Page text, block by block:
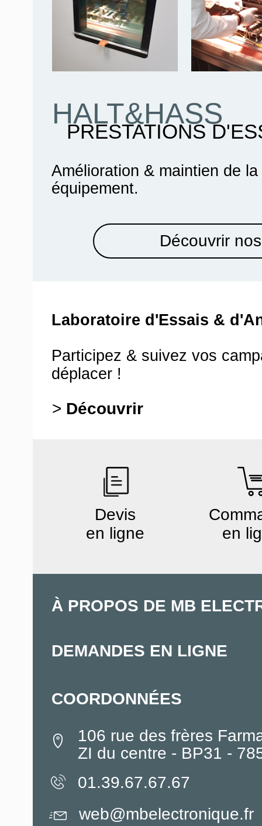
Amélioration & maintien de la
équipement.
Découvrir
PRESTATIONS
HALT&HASS
Laboratoire d'Essais &
Participez & suivez vos
déplacer !
> Découvrir
Devis
en ligne
en
À PROPOS DE MB
DEMANDES EN LIGNE
COORDONNÉES
106 rue des frères
ZI du centre - BP31 -
01.39.67.67.67
web@mbelectronique.fr